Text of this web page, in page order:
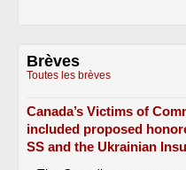
Brèves
Toutes les brèves
Canada’s Victims of
included proposed
SS and the Ukrainian